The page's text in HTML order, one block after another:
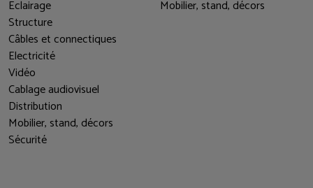
Eclairage
Structure
Câbles et connectiques
Electricité
Vidéo
Cablage audiovisuel
Distribution
Mobilier, stand, décors
Sécurité
Mobilier, stand, décors